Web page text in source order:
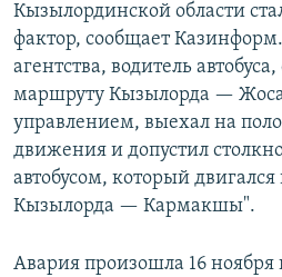
Кызылординской области
фактор, сообщает
агентства, водитель
маршруту Кызылорда —
управлением, выехал на
движения и допустил
автобусом, который
Кызылорда — Кармакшы".
Авария произошла 16 ноября